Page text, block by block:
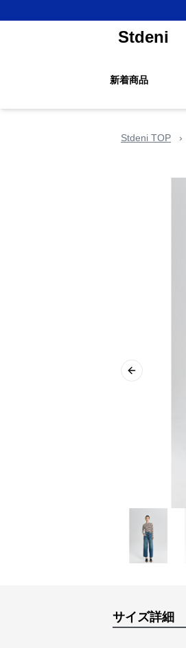
Stdeni
新着商品
Stdeni TOP ›
Previous slide
サイズ詳細